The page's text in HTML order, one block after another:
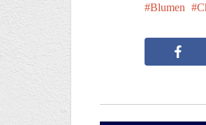
Blumen